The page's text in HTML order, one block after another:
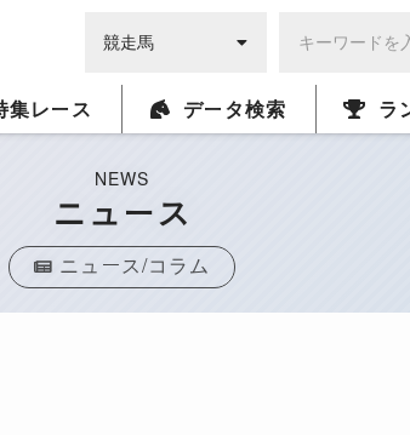
集レース データ検索 ラ
NEWS
ニュース
ニュース/コラム